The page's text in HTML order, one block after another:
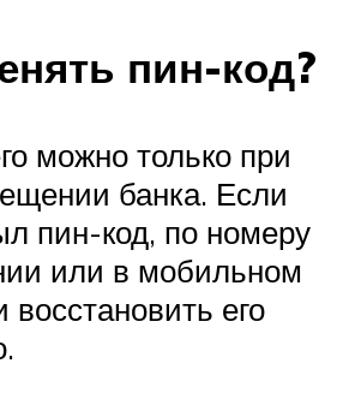
пин-код?
можно только при
банка. Если
пин-код, по номеру
или в мобильном
его